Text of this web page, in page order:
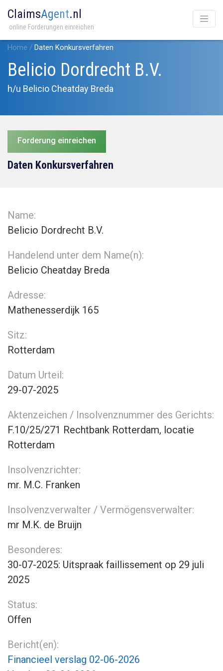
ClaimsAgent.nl
online Forderungen einreichen
Home / Daten Konkursverfahren
Belicio Dordrecht B.V.
h/u Belicio Cheatday Breda
Forderung einreichen
Daten Konkursverfahren
Name:
Belicio Dordrecht B.V.
Handelend unter dem Name(n):
Belicio Cheatday Breda
Adresse:
Mathenesserdijk 165
Sitz:
Rotterdam
Datum Urteil:
29-07-2025
Aktenzeichen / Insolvenznummer des Gerichts:
F.10/25/271 Rechtbank Rotterdam, locatie
Rotterdam
Insolvenzrichter:
mr. M.C. Franken
Insolvenzverwalter / Vermögensverwalter:
mr M.K. de Bruijn
Besonderes:
30-07-2025: Uitspraak faillissement op 29 juli
2025
Status:
Offen
Bericht(en):
Financieel verslag 02-06-2026